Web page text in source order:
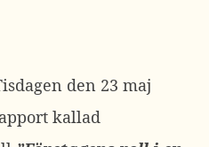
den 23 maj
kallad